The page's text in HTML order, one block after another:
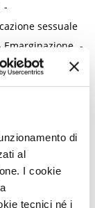
di
al
I cookie
tecnici né i
-
sessuale
Emarginazione -
senza aura
-
-
-
-Escatologia